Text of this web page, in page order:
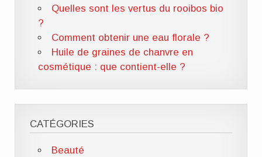
Quelles sont les vertus du rooibos bio
?
Comment obtenir une eau florale ?
Huile de graines de chanvre en
cosmétique : que contient-elle ?
CATÉGORIES
Beauté